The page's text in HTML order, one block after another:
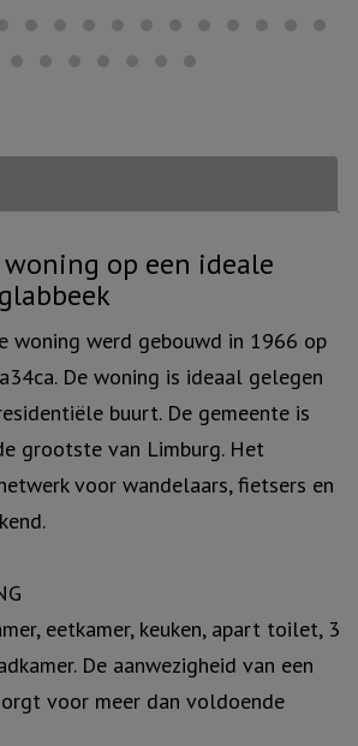
op een ideale
woning werd gebouwd in 1966 op
De woning is ideaal gelegen
buurt. De gemeente is
grootste van Limburg. Het
voor wandelaars, fietsers en
eetkamer, keuken, apart toilet, 3
De aanwezigheid van een
voor meer dan voldoende